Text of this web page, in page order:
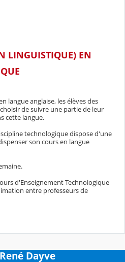
LINGUISTIQUE) EN
langue anglaise, les élèves des
de suivre une partie de leur
cette langue.
technologique dispose d'une
son cours en langue
d'Enseignement Technologique
entre professeurs de
Dayve